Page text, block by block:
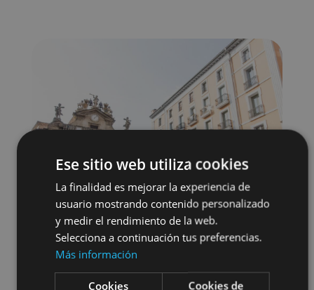
Camino de Santiago Visitas guiadas
Ese sitio web utiliza cookies
La finalidad es mejorar la experiencia de
usuario mostrando contenido personalizado
y medir el rendimiento de la web.
Selecciona a continuación tus preferencias.
Más información
Cookies
Cookies de